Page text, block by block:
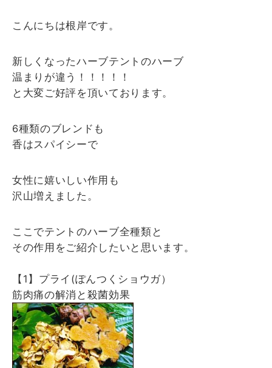
こんにちは根岸です。
新しくなったハーブテントのハーブ
温まりが違う！！！！！
と大変ご好評を頂いております。
6種類のブレンドも
香はスパイシーで
女性に嬉いしい作用も
沢山増えました。
ここでテントのハーブ全種類と
その作用をご紹介したいと思います。
【1】プライ(ぽんつくショウガ）
筋肉痛の解消と殺菌効果
空き状況｜24時間ネット予約
ちょっと聞きたい ( LINE )
アクセス・Q&A